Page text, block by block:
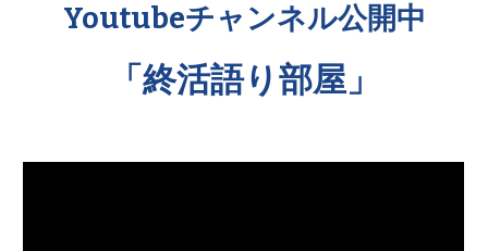
Youtubeチャンネル公開中
「終活語り部屋」